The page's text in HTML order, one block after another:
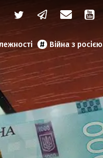
Війна з росією